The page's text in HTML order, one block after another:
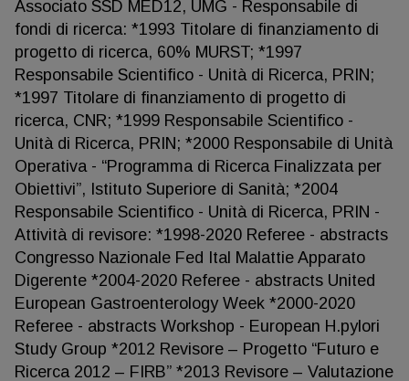
Associato SSD MED12, UMG - Responsabile di
fondi di ricerca: *1993 Titolare di finanziamento di
progetto di ricerca, 60% MURST; *1997
Responsabile Scientifico - Unità di Ricerca, PRIN;
*1997 Titolare di finanziamento di progetto di
ricerca, CNR; *1999 Responsabile Scientifico -
Unità di Ricerca, PRIN; *2000 Responsabile di Unità
Operativa - “Programma di Ricerca Finalizzata per
Obiettivi”, Istituto Superiore di Sanità; *2004
Responsabile Scientifico - Unità di Ricerca, PRIN -
Attività di revisore: *1998-2020 Referee - abstracts
Congresso Nazionale Fed Ital Malattie Apparato
Digerente *2004-2020 Referee - abstracts United
European Gastroenterology Week *2000-2020
Referee - abstracts Workshop - European H.pylori
Study Group *2012 Revisore – Progetto “Futuro e
Ricerca 2012 – FIRB” *2013 Revisore – Valutazione